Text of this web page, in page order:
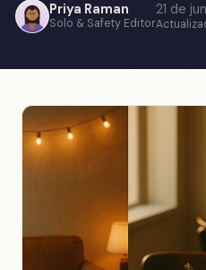
Priya Raman
Solo & Safety Editor
21 de